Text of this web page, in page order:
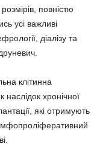
повністю
усі важливі
діалізу та
клітинна
хронічної
які отримують